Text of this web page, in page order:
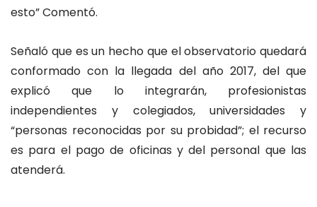
esto” Comentó.
Señaló que es un hecho que el observatorio quedará
conformado con la llegada del año 2017, del que
explicó que lo integrarán, profesionistas
independientes y colegiados, universidades y
“personas reconocidas por su probidad”; el recurso
es para el pago de oficinas y del personal que las
atenderá.